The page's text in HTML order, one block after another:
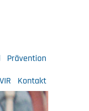
Prävention
VIR
Kontakt